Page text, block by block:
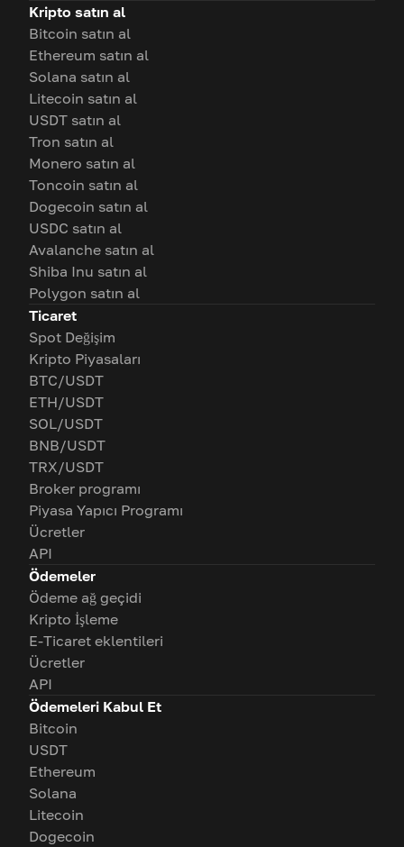
Kripto satın al
Bitcoin satın al
Ethereum satın al
Solana satın al
Litecoin satın al
USDT satın al
Tron satın al
Monero satın al
Toncoin satın al
Dogecoin satın al
USDC satın al
Avalanche satın al
Shiba Inu satın al
Polygon satın al
Ticaret
Spot Değişim
Kripto Piyasaları
BTC/USDT
ETH/USDT
SOL/USDT
BNB/USDT
TRX/USDT
Broker programı
Piyasa Yapıcı Programı
Ücretler
API
Ödemeler
Ödeme ağ geçidi
Kripto İşleme
E-Ticaret eklentileri
Ücretler
API
Ödemeleri Kabul Et
Bitcoin
USDT
Ethereum
Solana
Litecoin
Dogecoin